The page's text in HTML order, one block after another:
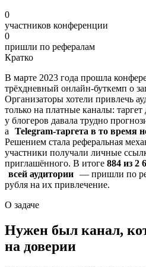
0
участников конференции
0
пришли по рефералам
Кратко
В марте 2023 года прошла
трёхдневный онлайн-буткемп о
Организаторы хотели привлечь
только на платные каналы:
у блогеров давала трудно
а
Telegram-таргета в то время
Решением стала реферальная
участники получали личные
приглашённого. В итоге 884 из 2
всей аудитории — пришли по
рубля на их привлечение.
О задаче
Нужен был канал,
на доверии